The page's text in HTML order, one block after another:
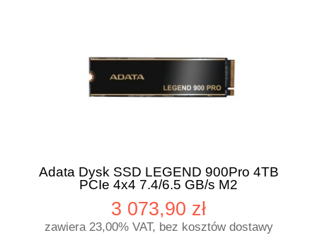
Adata Dysk SSD LEGEND 900Pro 4TB
PCIe 4x4 7.4/6.5 GB/s M2
3 073,90 zł
zawiera 23,00% VAT, bez kosztów dostawy